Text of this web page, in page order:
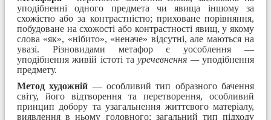
уподібненні одного предмета чи явища іншому за
схожістю або за контрастністю; приховане порівняння,
побудоване на схожості або контрастності явищ, у якому
слова «як», «нібито», «неначе» відсутні, але маються на
увазі. Різновидами метафор є уособлення —
уподібнення живій істоті тауречевнення —уподібнення
предмету.
Метод художній — особливий тип образного бачення
світу, його відтворення та перетворення, особливий
принцип добору та узагальнення життєвого матеріалу,
виявлення в ньому головного; загальний тип підходу